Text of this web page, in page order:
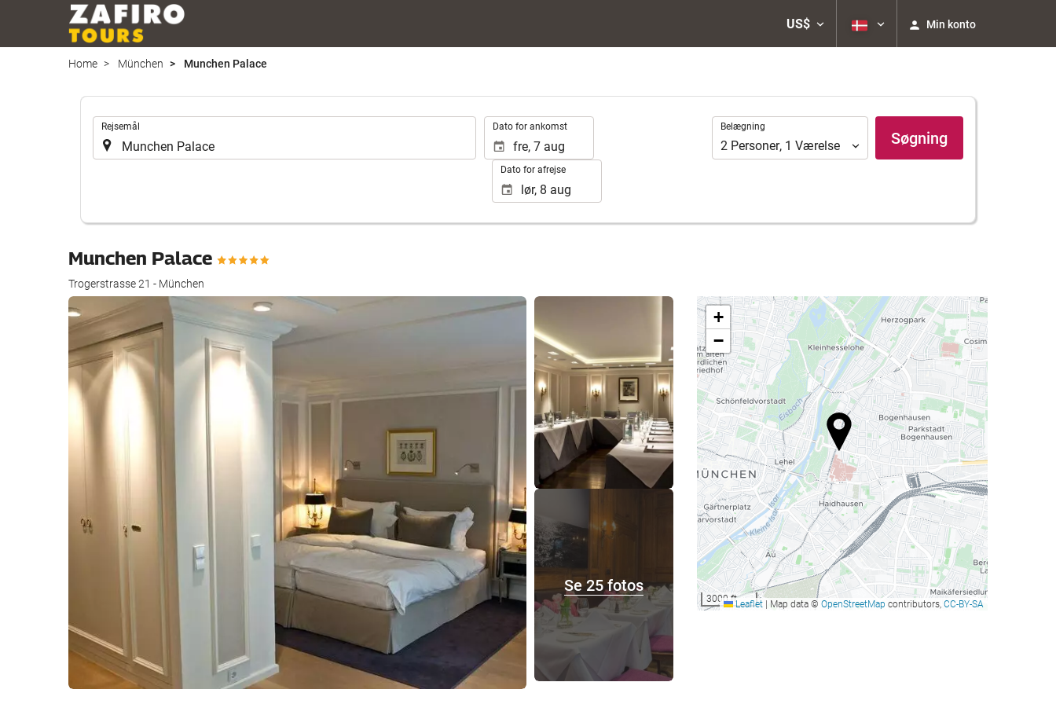
US$ Min konto
Home München Munchen Palace
Rejsemål Dato for ankomst
Dato for afrejse
Belægning
Belægning
2 Personer, 1 Værelse Søgning
Munchen Palace
Trogerstrasse 21 - München
Se 25 fotos
+
−
3000 ftLeaflet Map data © OpenStreetMap contributors, CC-BY-SA